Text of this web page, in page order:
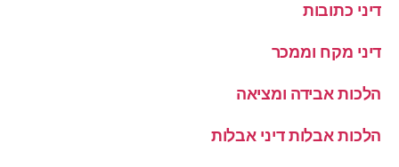
דיני כתובות
דיני מקח וממכר
הלכות אבידה ומציאה
הלכות אבלות דיני אבלות